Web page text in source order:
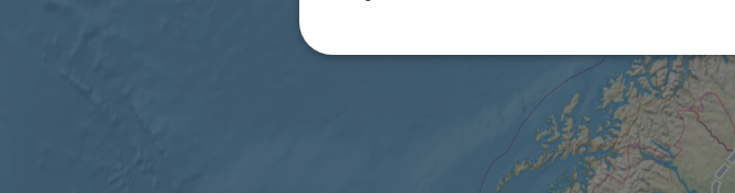
Strictement
Performance